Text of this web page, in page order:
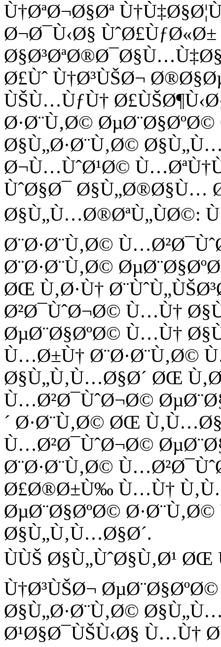
Ù†ØªØ¬Ø§Øª
Ø¬Ø¯Ù‹Ø§
Ø£Ùˆ Ù†Ø³ÙŠØ¬
ÙŠÙ…ÙƒÙ†
Ø·Ø¨Ù‚Ø©
Ø§Ù„Ø·Ø¨Ù‚Ø©
Ø¬Ù…ÙˆØ¹Ø©
ÙˆØ§Ø¯ Ø§Ù„Ø®Ø§Ù…
Ø§Ù„Ù…Ø®ØªÙ„ÙØ©:
Ø¨Ø·Ø¨Ù‚Ø©
Ø¨Ø·Ø¨Ù‚Ø©
ØŒ Ù‚Ø·Ù†
Ø²Ø¯ÙˆØ¬Ø© Ù…Ù†
ØµØ¨Ø§ØºØ© Ù…Ù†
Ù…Ø±Ù† Ø¨Ø·Ø¨Ù‚Ø©
Ø§Ù„Ù‚Ù…Ø§Ø´ ØŒ
Ù…Ø²Ø¯ÙˆØ¬Ø©
´ Ø·Ø¨Ù‚Ø© ØŒ
Ù…Ø²Ø¯ÙˆØ¬Ø©
Ø¨Ø·Ø¨Ù‚Ø©
Ø£Ø®Ø±Ù‰ Ù…Ù†
ØµØ¨Ø§ØºØ©
Ø§Ù„Ù‚Ù…Ø§Ø´.
ÙÙŠ Ø§Ù„ÙˆØ§Ù‚Ø¹
Ù†Ø³ÙŠØ¬
Ø§Ù„Ø·Ø¨Ù‚Ø©
Ø¹Ø§Ø¯ÙŠÙ‹Ø§ Ù…Ù†